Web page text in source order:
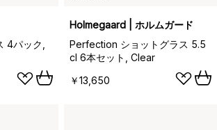
4パック,
Holmegaard | ホルムガード
Perfection ショットグラス 5.5
cl 6本セット, Clear
￥13,650